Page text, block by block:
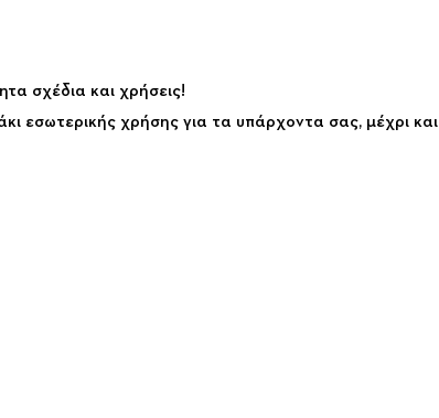
σχέδια και χρήσεις!
εσωτερικής χρήσης για τα υπάρχοντα σας, μέχρι και